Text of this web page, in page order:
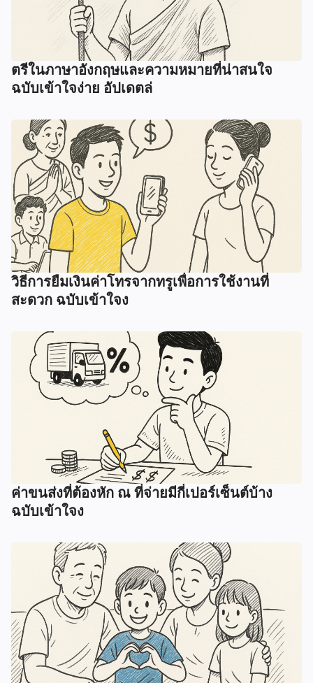
ตรีในภาษาอังกฤษและความหมายที่น่าสนใจ
ฉบับเข้าใจง่าย อัปเดตล่
วิธีการยืมเงินค่าโทรจากทรูเพื่อการใช้งานที่
สะดวก ฉบับเข้าใจง
ค่าขนส่งที่ต้องหัก ณ ที่จ่ายมีกี่เปอร์เซ็นต์บ้าง
ฉบับเข้าใจง